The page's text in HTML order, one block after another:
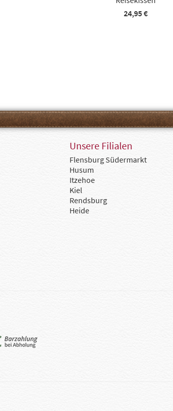
24,95 €
Unsere Filialen
Flensburg Südermarkt
Husum
Itzehoe
Kiel
Rendsburg
Heide